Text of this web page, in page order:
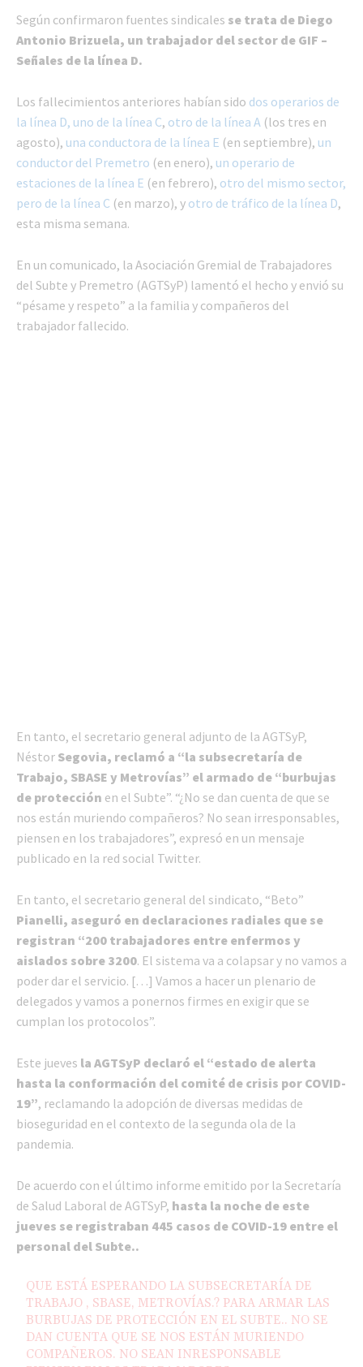
Según confirmaron fuentes sindicales se trata de Diego
Antonio Brizuela, un trabajador del sector de GIF –
Señales de la línea D.
Los fallecimientos anteriores habían sido dos operarios de
la línea D, uno de la línea C, otro de la línea A (los tres en
agosto), una conductora de la línea E (en septiembre), un
conductor del Premetro (en enero), un operario de
estaciones de la línea E (en febrero), otro del mismo sector,
pero de la línea C (en marzo), y otro de tráfico de la línea D,
esta misma semana.
En un comunicado, la Asociación Gremial de Trabajadores
del Subte y Premetro (AGTSyP) lamentó el hecho y envió su
“pésame y respeto” a la familia y compañeros del
trabajador fallecido.
En tanto, el secretario general adjunto de la AGTSyP,
Néstor Segovia, reclamó a “la subsecretaría de
Trabajo, SBASE y Metrovías” el armado de “burbujas
de protección en el Subte”. “¿No se dan cuenta de que se
nos están muriendo compañeros? No sean irresponsables,
piensen en los trabajadores”, expresó en un mensaje
publicado en la red social Twitter.
En tanto, el secretario general del sindicato, “Beto”
Pianelli, aseguró en declaraciones radiales que se
registran “200 trabajadores entre enfermos y
aislados sobre 3200. El sistema va a colapsar y no vamos a
poder dar el servicio. […] Vamos a hacer un plenario de
delegados y vamos a ponernos firmes en exigir que se
cumplan los protocolos”.
Este jueves la AGTSyP declaró el “estado de alerta
hasta la conformación del comité de crisis por COVID-
19”, reclamando la adopción de diversas medidas de
bioseguridad en el contexto de la segunda ola de la
pandemia.
De acuerdo con el último informe emitido por la Secretaría
de Salud Laboral de AGTSyP, hasta la noche de este
jueves se registraban 445 casos de COVID-19 entre el
personal del Subte..
QUE ESTÁ ESPERANDO LA SUBSECRETARÍA DE
TRABAJO , SBASE, METROVÍAS.? PARA ARMAR LAS
BURBUJAS DE PROTECCIÓN EN EL SUBTE.. NO SE
DAN CUENTA QUE SE NOS ESTÁN MURIENDO
COMPAÑEROS. NO SEAN INRESPONSABLE